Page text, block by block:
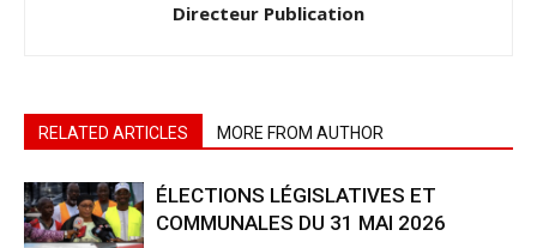
Directeur Publication
RELATED ARTICLES MORE FROM AUTHOR
ÉLECTIONS LÉGISLATIVES ET
COMMUNALES DU 31 MAI 2026